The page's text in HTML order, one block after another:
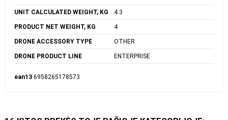
UNIT CALCULATED VOLUME,
CUBM
0.05214
UNIT CALCULATED WEIGHT, KG 4.3
PRODUCT NET WEIGHT, KG 4
DRONE ACCESSORY TYPE OTHER
DRONE PRODUCT LINE